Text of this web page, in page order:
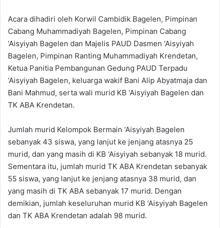
Acara dihadiri oleh Korwil Cambidik Bagelen, Pimpinan
Cabang Muhammadiyah Bagelen, Pimpinan Cabang
‘Aisyiyah Bagelen dan Majelis PAUD Dasmen ‘Aisyiyah
Bagelen, Pimpinan Ranting Muhammadiyah Krendetan,
Ketua Panitia Pembangunan Gedung PAUD Terpadu
‘Aisyiyah Bagelen, keluarga wakif Bani Alip Abyatmaja dan
Bani Mahmud, serta wali murid KB ‘Aisyiyah Bagelen dan
TK ABA Krendetan.
Jumlah murid Kelompok Bermain ‘Aisyiyah Bagelen
sebanyak 43 siswa, yang lanjut ke jenjang atasnya 25
murid, dan yang masih di KB ‘Aisyiyah sebanyak 18 murid.
Sementara itu, jumlah murid TK ABA Krendetan sebanyak
55 siswa, yang lanjut ke jenjang atasnya 38 murid, dan
yang masih di TK ABA sebanyak 17 murid. Dengan
demikian, jumlah keseluruhan murid KB ‘Aisyiyah Bagelen
dan TK ABA Krendetan adalah 98 murid.